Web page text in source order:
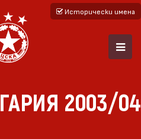
Исторически имена
2003/04